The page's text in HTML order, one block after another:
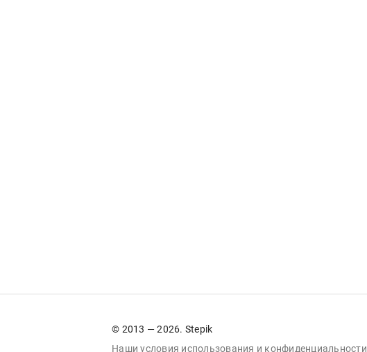
© 2013 — 2026. Stepik
Наши условия использования и конфиденциальности